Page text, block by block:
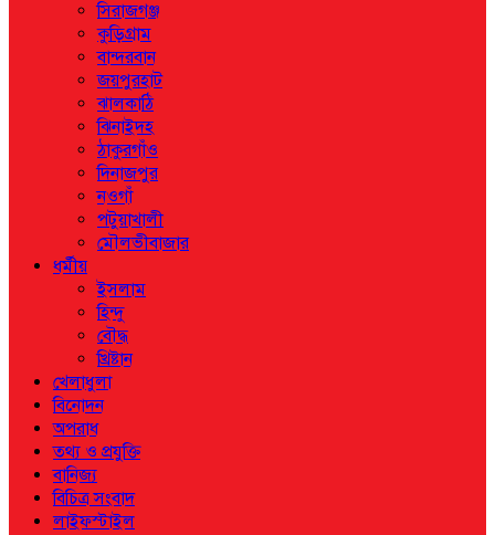
সিরাজগঞ্জ
কুড়িগ্রাম
বান্দরবান
জয়পুরহাট
ঝালকাঠি
ঝিনাইদহ
ঠাকুরগাঁও
দিনাজপুর
নওগাঁ
পটুয়াখালী
মৌলভীবাজার
ধর্মীয়
ইসলাম
হিন্দু
বৌদ্ধ
খ্রিষ্টান
খেলাধুলা
বিনোদন
অপরাধ
তথ্য ও প্রযুক্তি
বানিজ্য
বিচিত্র সংবাদ
লাইফস্টাইল